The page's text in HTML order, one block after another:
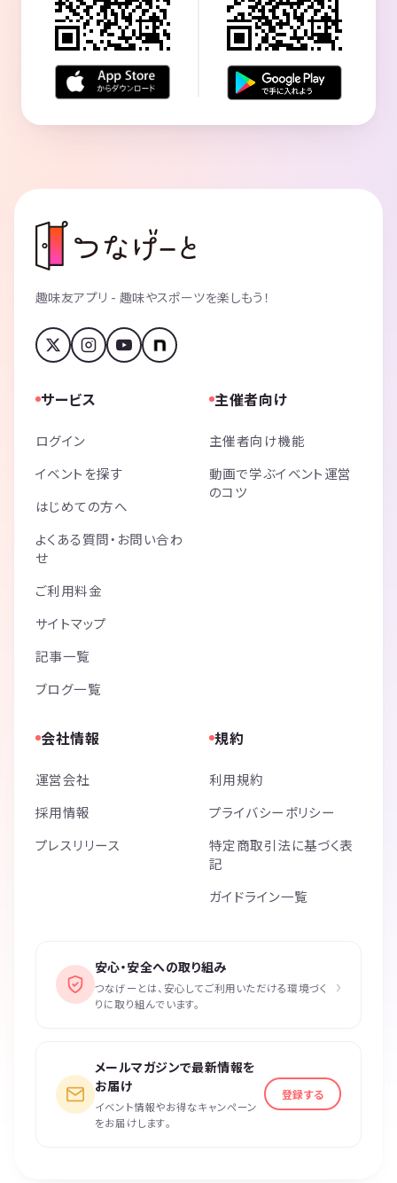
趣味友アプリ - 趣味やスポーツを楽しもう！
サービス
ログイン
イベントを探す
はじめての方へ
よくある質問・お問い合わ
せ
ご利用料金
サイトマップ
記事一覧
ブログ一覧
主催者向け
主催者向け機能
動画で学ぶイベント運営
のコツ
会社情報
運営会社
採用情報
プレスリリース
規約
利用規約
プライバシーポリシー
特定商取引法に基づく表
記
ガイドライン一覧
安心・安全への取り組み
つなげーとは、安心してご利用いただける環境づく
りに取り組んでいます。
›
メールマガジンで最新情報を
お届け
イベント情報やお得なキャンペーン
をお届けします。
登録する